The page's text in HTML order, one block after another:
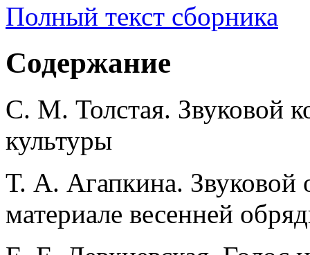
Полный текст сборника
Содержание
С. М. Толстая. Звуковой
культуры
Т. А. Агапкина. Звуковой
материале весенней